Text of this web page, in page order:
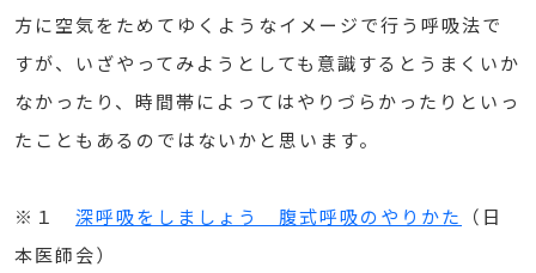
方に空気をためてゆくようなイメージで行う呼吸法で
すが、いざやってみようとしても意識するとうまくいか
なかったり、時間帯によってはやりづらかったりといっ
たこともあるのではないかと思います。
※１ 深呼吸をしましょう 腹式呼吸のやりかた
（日
本医師会）